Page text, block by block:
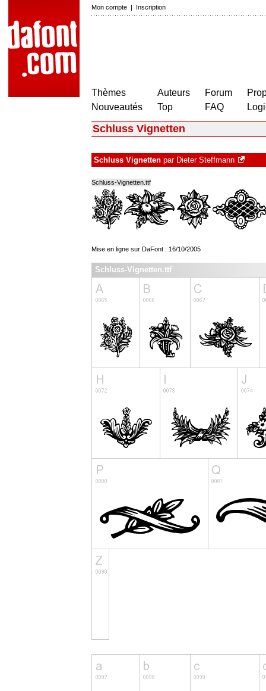
Mon compte | Inscription
Thèmes
Nouveautés
Auteurs
Top
Forum
FAQ
Schluss Vignetten
Schluss Vignetten par Dieter Steffmann
Schluss-Vignetten.ttf
Mise en ligne sur DaFont : 16/10/2005
Schluss-Vignetten.ttf